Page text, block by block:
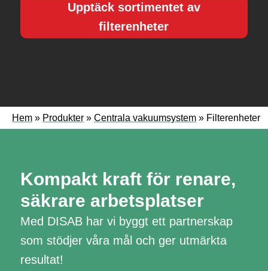
Upptäck sortimentet av
filterenheter
Hem » Produkter » Centrala vakuumsystem » Filterenheter
Kompakt kraft för renare,
säkrare arbetsplatser
Med DISAB har vi byggt ett partnerskap
som stödjer våra mål och ger utmärkta
resultat!